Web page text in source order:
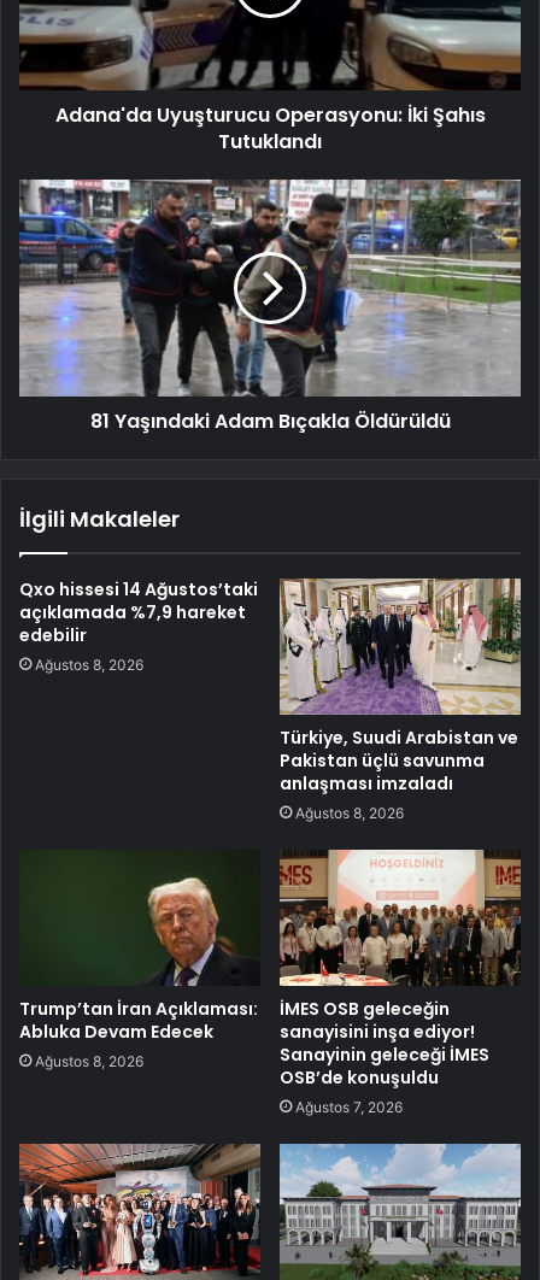
Adana'da Uyuşturucu Operasyonu: İki Şahıs
Tutuklandı
81 Yaşındaki Adam Bıçakla Öldürüldü
İlgili Makaleler
Qxo hissesi 14 Ağustos’taki
açıklamada %7,9 hareket
edebilir
Ağustos 8, 2026
Türkiye, Suudi Arabistan ve
Pakistan üçlü savunma
anlaşması imzaladı
Ağustos 8, 2026
Trump’tan İran Açıklaması:
Abluka Devam Edecek
Ağustos 8, 2026
İMES OSB geleceğin
sanayisini inşa ediyor!
Sanayinin geleceği İMES
OSB’de konuşuldu
Ağustos 7, 2026